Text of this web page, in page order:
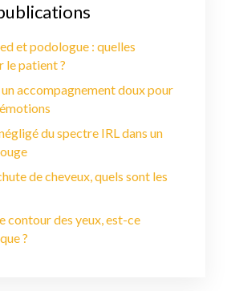
et podologue : quelles
le patient ?
un accompagnement doux pour
du spectre IRL dans un
de cheveux, quels sont les
contour des yeux, est-ce
?